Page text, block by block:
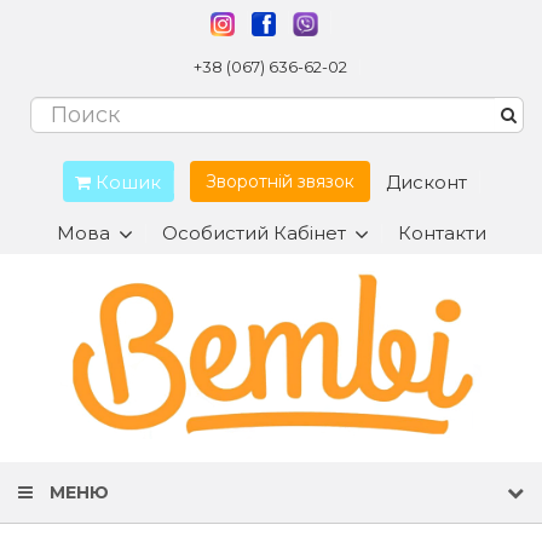
+38 (067) 636-62-02
Кошик Зворотній звязок Дисконт
Мова Особистий Кабінет Контакти
МЕНЮ